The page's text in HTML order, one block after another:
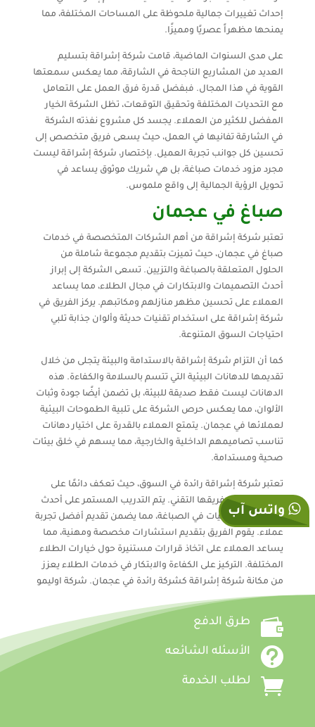
إحداث تغييرات جمالية ملحوظة على المساحات المختلفة، مما
يمنحها مظهراً عصريًا ومميزًا.
على مدى السنوات الماضية، قامت شركة إشراقة بتسليم
العديد من المشاريع الناجحة في الشارقة، مما يعكس سمعتها
القوية في هذا المجال. فبفضل قدرة فرق العمل على التعامل
مع التحديات المختلفة وتحقيق التوقعات، تظل الشركة الخيار
المفضل للكثير من العملاء. يجسد كل مشروع نفذته الشركة
في الشارقة تفانيها في العمل، حيث يسعى فريق متخصص إلى
تحسين كل جوانب تجربة العميل. بإختصار، شركة إشراقة ليست
مجرد مزود خدمات صباغة، بل هي شريك موثوق يساعد في
تحويل الرؤية الجمالية إلى واقع ملموس.
صباغ في عجمان
تعتبر شركة إشراقة من أهم الشركات المتخصصة في خدمات
صباغ في عجمان، حيث تميزت بتقديم مجموعة شاملة من
الحلول المتعلقة بالصباغة والتزيين. تسعى الشركة إلى إبراز
أحدث التصميمات والابتكارات في مجال الطلاء، مما يساعد
العملاء على تحسين مظهر منازلهم ومكاتبهم. يركز الفريق في
شركة إشراقة على استخدام تقنيات حديثة وألوان جذابة تلبي
احتياجات السوق المتنوعة.
كما أن التزام شركة إشراقة بالاستدامة والبيئة يتجلى من خلال
تقديمها للدهانات البيئية التي تتسم بالسلامة والكفاءة. هذه
الدهانات ليست فقط صديقة للبيئة، بل تضمن أيضًا جودة وثبات
الألوان، مما يعكس حرص الشركة على تلبية الطموحات البيئية
لعملائها في عجمان. يتمتع العملاء بالقدرة على اختيار دهانات
تناسب تصاميمهم الداخلية والخارجية، مما يسهم في خلق بيئات
صحية ومستدامة.
تعتبر شركة إشراقة رائدة في السوق، حيث تعكف دائمًا على
تطوير مهارات فريقها التقني. يتم التدريب المستمر على أحدث
الأساليب والتقنيات في الصباغة، مما يضمن تقديم أفضل تجربة
عملاء. يقوم الفريق بتقديم استشارات مخصصة ومهنية، مما
يساعد العملاء على اتخاذ قرارات مستنيرة حول خيارات الطلاء
المختلفة. التركيز على الكفاءة والابتكار في خدمات الطلاء يعزز
من مكانة شركة إشراقة كشركة رائدة في عجمان. شركة اوليمو
 طرق الدفع
 الأسئله الشائعه
 لطلب الخدمة
واتس آب